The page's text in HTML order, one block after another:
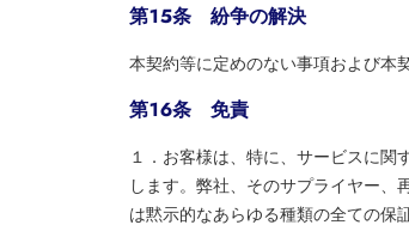
第１５条 紛争の解決
本契約等に定めのない事項および本
第１６条 免責
１．お客様は、特に、サービスに
します。弊社、そのサプライヤー、
は黙示的なあらゆる種類の全ての保